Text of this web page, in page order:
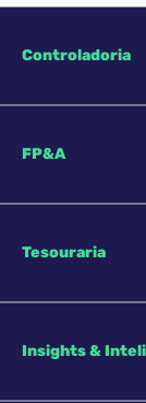
Controladoria
FP&A
Tesouraria
Insights &